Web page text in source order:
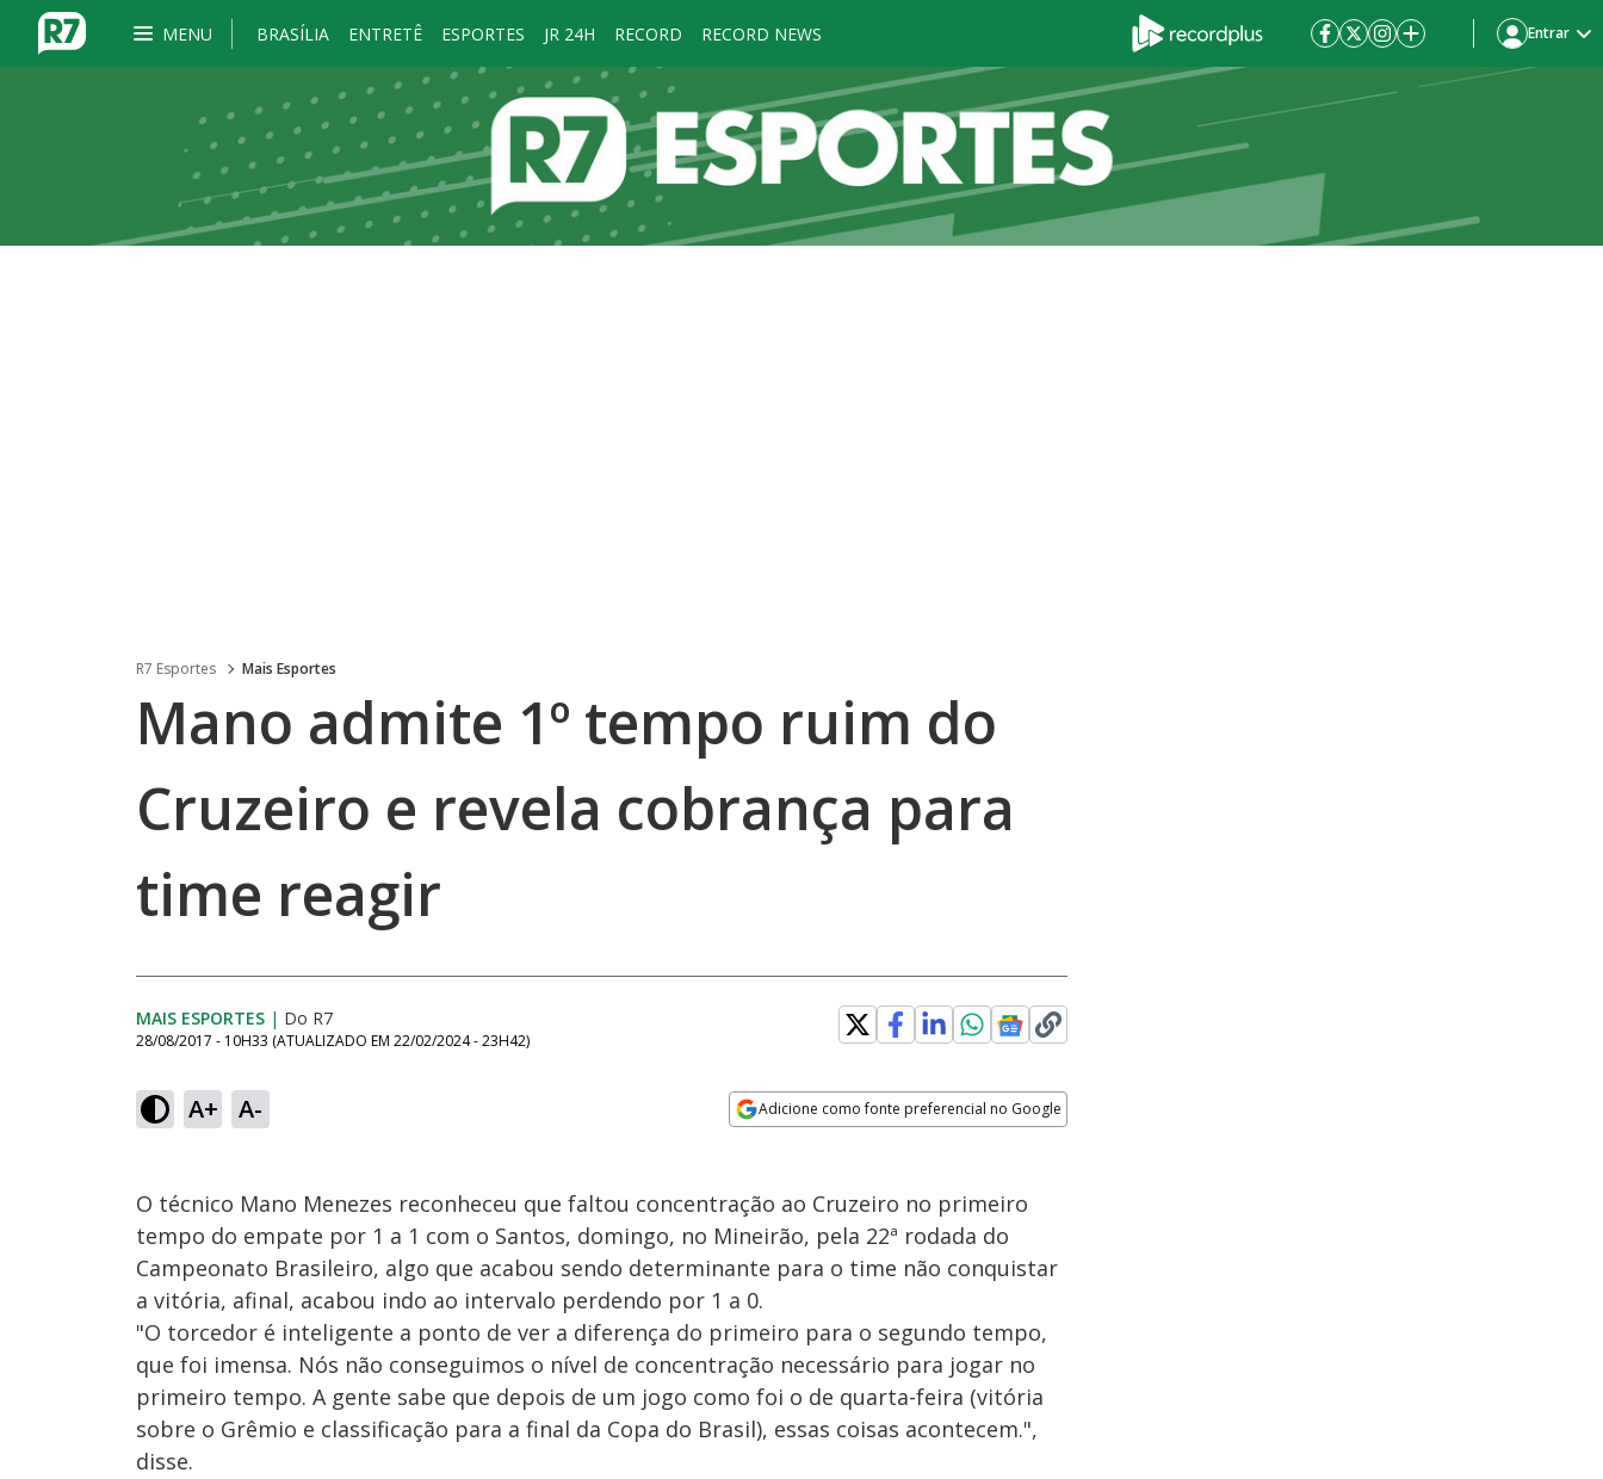
MENU BRASÍLIA ENTRETÊ ESPORTES JR 24H RECORD RECORD NEWS Entrar
R7 Esportes Mais Esportes
Mano admite 1º tempo ruim do
Cruzeiro e revela cobrança para
time reagir
MAIS ESPORTES | Do R7
28/08/2017 - 10H33 (ATUALIZADO EM 22/02/2024 - 23H42)
A+ A- Adicione como fonte preferencial no Google
O técnico Mano Menezes reconheceu que faltou concentração ao Cruzeiro no primeiro
tempo do empate por 1 a 1 com o Santos, domingo, no Mineirão, pela 22ª rodada do
Campeonato Brasileiro, algo que acabou sendo determinante para o time não conquistar
a vitória, afinal, acabou indo ao intervalo perdendo por 1 a 0.
"O torcedor é inteligente a ponto de ver a diferença do primeiro para o segundo tempo,
que foi imensa. Nós não conseguimos o nível de concentração necessário para jogar no
primeiro tempo. A gente sabe que depois de um jogo como foi o de quarta-feira (vitória
sobre o Grêmio e classificação para a final da Copa do Brasil), essas coisas acontecem.",
disse.